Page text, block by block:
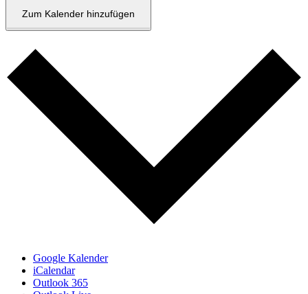
Zum Kalender hinzufügen
Google Kalender
iCalendar
Outlook 365